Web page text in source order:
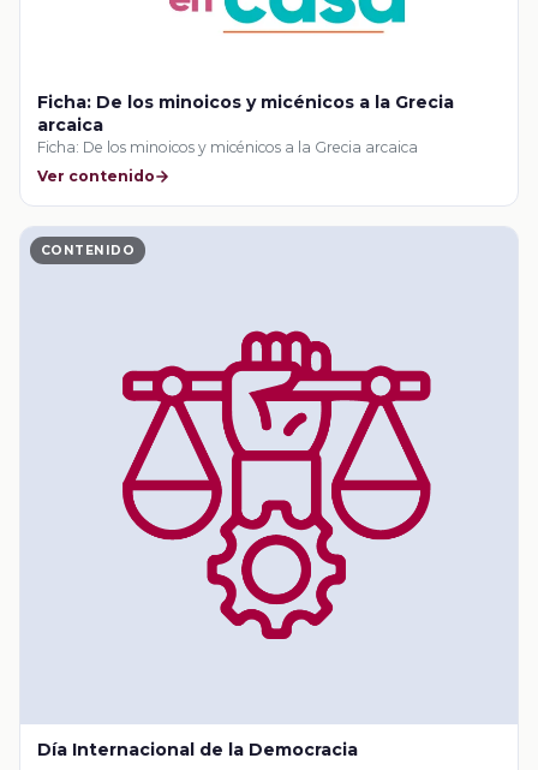
Ficha: De los minoicos y micénicos a la Grecia
arcaica
Ficha: De los minoicos y micénicos a la Grecia arcaica
Ver contenido
CONTENIDO
Día Internacional de la Democracia